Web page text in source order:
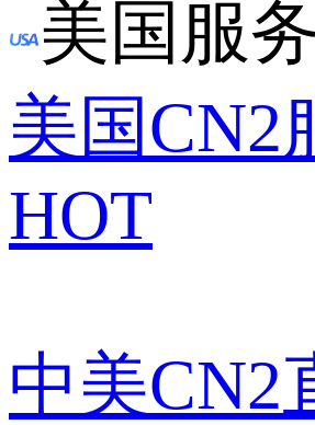
美国服
美国CN2
HOT
中美CN2